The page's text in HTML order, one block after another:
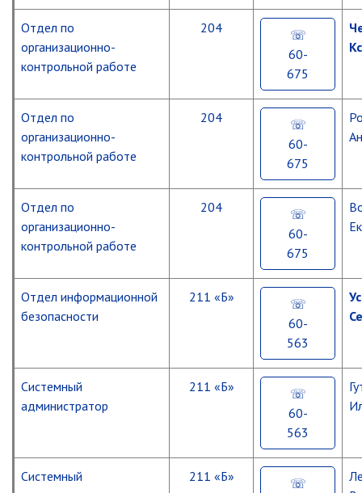
Отдел по
организационно-
контрольной работе
204
60-
675
Отдел по
организационно-
контрольной работе
204
60-
675
Отдел по
организационно-
контрольной работе
204
60-
675
Отдел информационной
безопасности
211 «Б»
60-
563
Системный
администратор
211 «Б»
60-
563
Системный
211 «Б»